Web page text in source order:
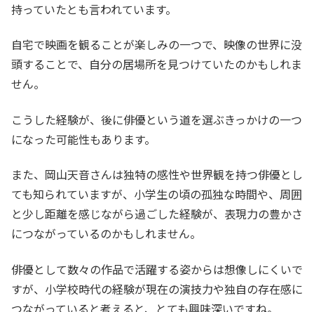
持っていたとも言われています。
自宅で映画を観ることが楽しみの一つで、映像の世界に没
頭することで、自分の居場所を見つけていたのかもしれま
せん。
こうした経験が、後に俳優という道を選ぶきっかけの一つ
になった可能性もあります。
また、岡山天音さんは独特の感性や世界観を持つ俳優とし
ても知られていますが、小学生の頃の孤独な時間や、周囲
と少し距離を感じながら過ごした経験が、表現力の豊かさ
につながっているのかもしれません。
俳優として数々の作品で活躍する姿からは想像しにくいで
すが、小学校時代の経験が現在の演技力や独自の存在感に
つながっていると考えると、とても興味深いですね。